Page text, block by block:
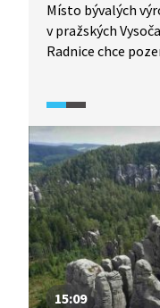
Místo bývalých
v pražských
Radnice chce
15:09